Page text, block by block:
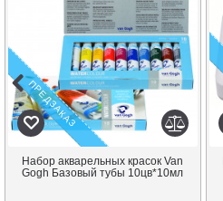
ПРЕДЗАКАЗ
Набор акварельных красок Van
Gogh Базовый тубы 10цв*10мл